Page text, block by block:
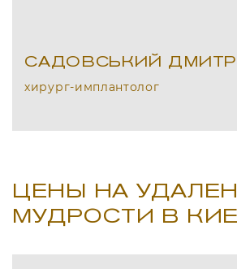
САДОВСЬКИЙ
хирург-имплантолог
ЦЕНЫ НА
МУДРОСТИ В